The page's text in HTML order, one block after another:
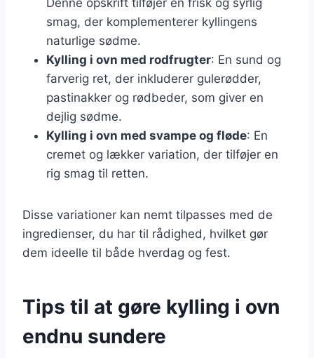
smag, der komplementerer kyllingens
naturlige sødme.
Kylling i ovn med rodfrugter: En sund og
farverig ret, der inkluderer gulerødder,
pastinakker og rødbeder, som giver en
dejlig sødme.
Kylling i ovn med svampe og fløde: En
cremet og lækker variation, der tilføjer en
rig smag til retten.
Disse variationer kan nemt tilpasses med de
ingredienser, du har til rådighed, hvilket gør
dem ideelle til både hverdag og fest.
Tips til at gøre kylling i ovn
endnu sundere